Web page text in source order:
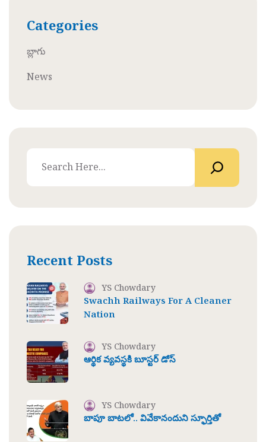
Categories
బ్లాగు
News
Recent Posts
YS Chowdary
Swachh Railways For A Cleaner
Nation
YS Chowdary
ఆర్థిక వ్యవస్థకి బూస్టర్ డోస్
YS Chowdary
బాపూ బాటలో.. వివేకానందుని స్ఫూర్తితో